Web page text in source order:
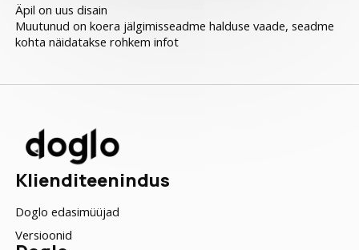
Äpil on uus disain
Muutunud on koera jälgimisseadme halduse vaade, seadme
kohta näidatakse rohkem infot
Klienditeenindus
Doglo edasimüüjad
Versioonid